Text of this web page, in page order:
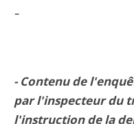
-
- Contenu de
par l'inspecteur du
l'instruction de la